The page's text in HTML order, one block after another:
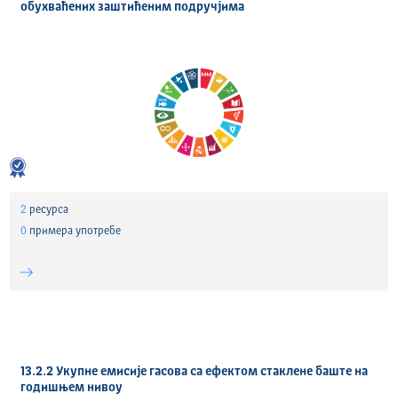
обухваћених заштићеним подручјима
2 ресурса
0 примера употребе
13.2.2 Укупне емисије гасова са ефектом стаклене баште на
годишњем нивоу